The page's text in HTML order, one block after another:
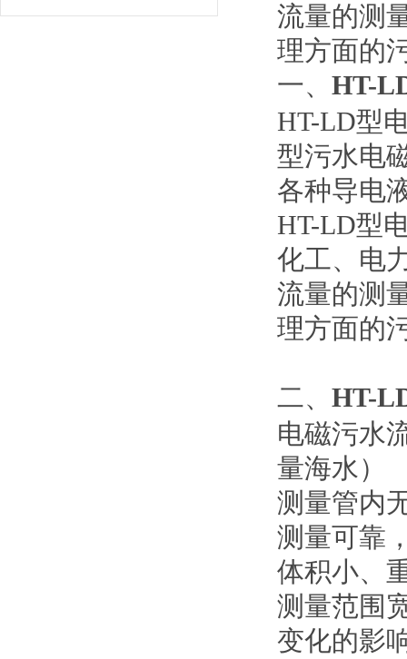
流量的测
理方面的
一、 HT-
HT-LD型
型污水电
各种导电
HT-LD型
化工、电
流量的测
理方面的
二、 HT-
电磁污水
量海水）
测量管内
测量可靠
体积小、
测量范围
变化的影